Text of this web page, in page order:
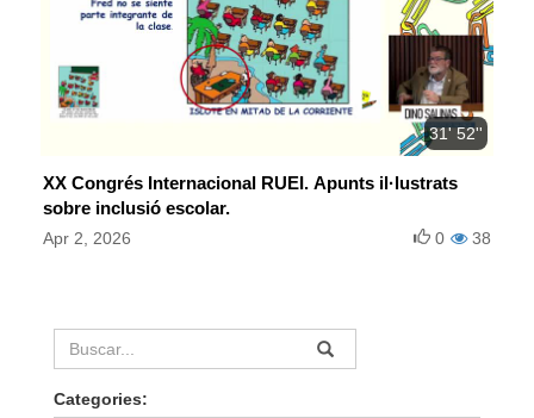
31' 52''
XX Congrés Internacional RUEI. Apunts il·lustrats
sobre inclusió escolar.
Apr 2, 2026 38
0
Categories: